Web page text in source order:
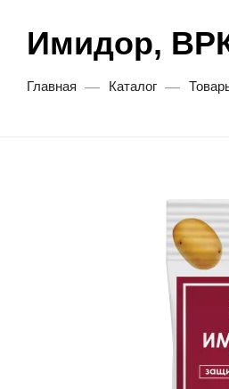
Имидор,
Главная — Каталог —